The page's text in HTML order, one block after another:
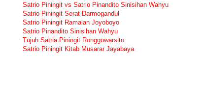
Satrio Piningit vs Satrio Pinandito Sinisihan Wahyu
Satrio Piningit Serat Darmogandul
Satrio Piningit Ramalan Joyoboyo
Satrio Pinandito Sinisihan Wahyu
Tujuh Satria Piningit Ronggowarsito
Satrio Piningit Kitab Musarar Jayabaya